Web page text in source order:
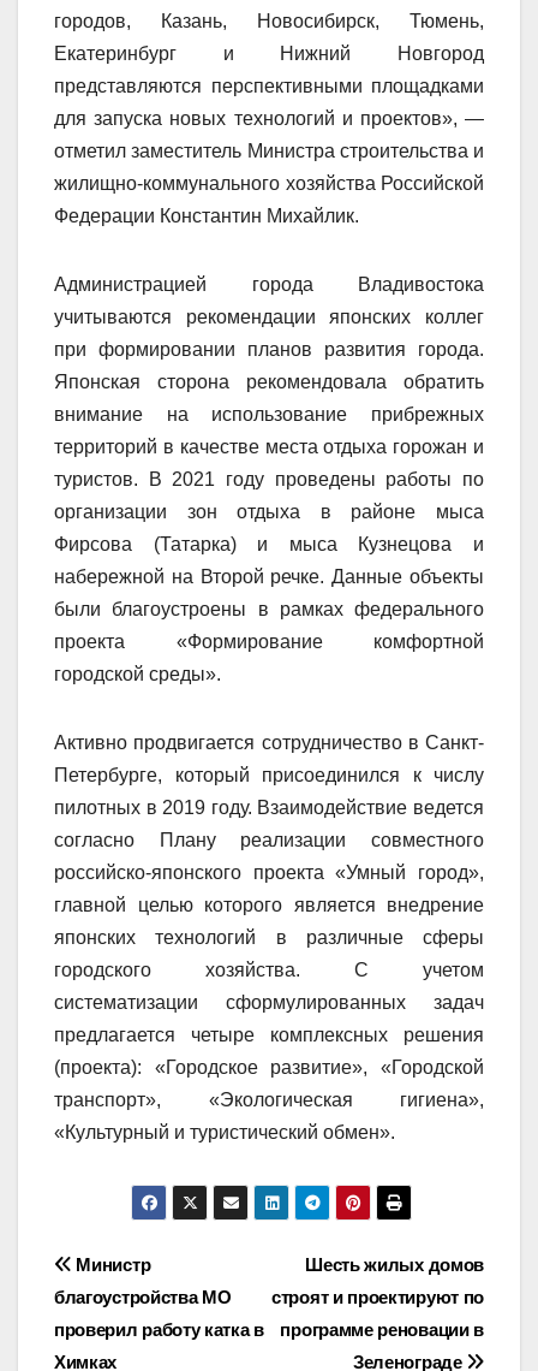
городов, Казань, Новосибирск, Тюмень,
Екатеринбург и Нижний Новгород
представляются перспективными площадками
для запуска новых технологий и проектов», —
отметил заместитель Министра строительства и
жилищно-коммунального хозяйства Российской
Федерации Константин Михайлик.
Администрацией города Владивостока
учитываются рекомендации японских коллег
при формировании планов развития города.
Японская сторона рекомендовала обратить
внимание на использование прибрежных
территорий в качестве места отдыха горожан и
туристов. В 2021 году проведены работы по
организации зон отдыха в районе мыса
Фирсова (Татарка) и мыса Кузнецова и
набережной на Второй речке. Данные объекты
были благоустроены в рамках федерального
проекта «Формирование комфортной
городской среды».
Активно продвигается сотрудничество в Санкт-
Петербурге, который присоединился к числу
пилотных в 2019 году. Взаимодействие ведется
согласно Плану реализации совместного
российско-японского проекта «Умный город»,
главной целью которого является внедрение
японских технологий в различные сферы
городского хозяйства. С учетом
систематизации сформулированных задач
предлагается четыре комплексных решения
(проекта): «Городское развитие», «Городской
транспорт», «Экологическая гигиена»,
«Культурный и туристический обмен».
Навигация
по
Шесть жилых домов
строят и проектируют по
программе реновации в
Зеленограде
Министр
благоустройства МО
проверил работу катка в
Химках